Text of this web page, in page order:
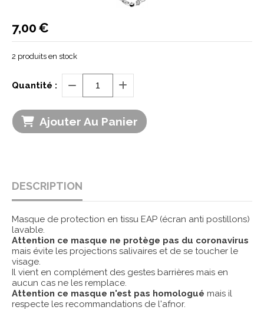
7,00€
2 produits en stock
Quantité :
Ajouter Au Panier
DESCRIPTION
Masque de protection en tissu EAP (écran anti postillons)
lavable.
Attention ce masque ne protège pas du coronavirus
mais évite les projections salivaires et de se toucher le
visage.
Il vient en complément des gestes barrières mais en
aucun cas ne les remplace.
Attention ce masque n'est pas homologué mais il
respecte les recommandations de l'afnor.